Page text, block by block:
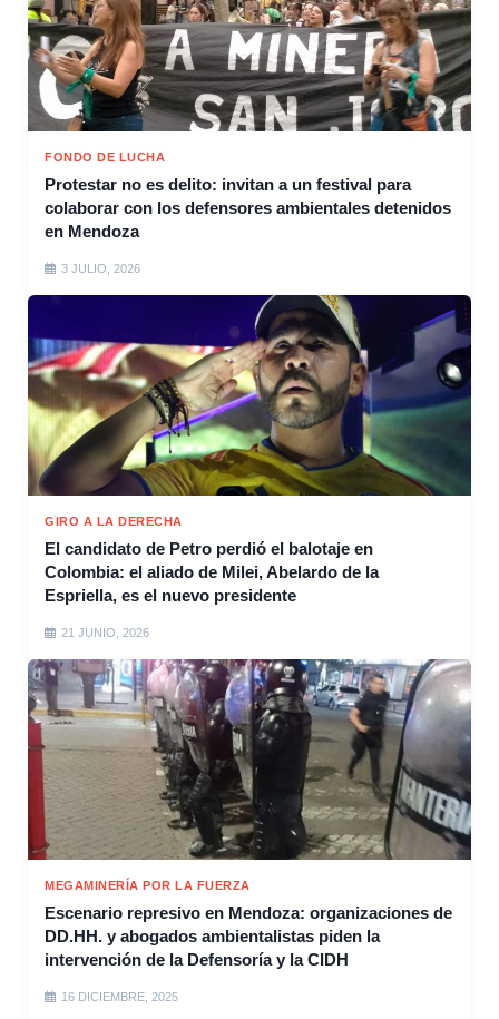
FONDO DE LUCHA
Protestar no es delito: invitan a un festival para
colaborar con los defensores ambientales detenidos
en Mendoza
3 JULIO, 2026
GIRO A LA DERECHA
El candidato de Petro perdió el balotaje en
Colombia: el aliado de Milei, Abelardo de la
Espriella, es el nuevo presidente
21 JUNIO, 2026
MEGAMINERÍA POR LA FUERZA
Escenario represivo en Mendoza: organizaciones de
DD.HH. y abogados ambientalistas piden la
intervención de la Defensoría y la CIDH
16 DICIEMBRE, 2025